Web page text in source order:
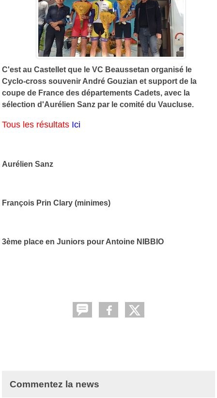
C'est au Castellet que le VC Beaussetan organisé le
Cyclo-cross souvenir André Gouzian et support de la
coupe de France des départements Cadets, avec la
sélection d'Aurélien Sanz par le comité du Vaucluse.
Tous les résultats Ici
Aurélien Sanz
François Prin Clary (minimes)
3ème place en Juniors pour Antoine NIBBIO
Commentez la news